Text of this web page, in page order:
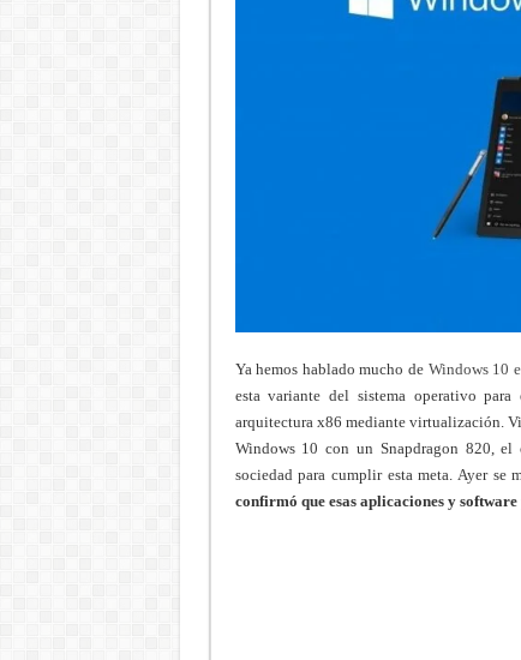
Ya hemos hablado mucho de Windows 10
esta variante del sistema operativo
arquitectura x86 mediante virtualización.
Windows 10 con un Snapdragon 820,
sociedad para cumplir esta meta. Ayer
confirmó que esas aplicaciones y